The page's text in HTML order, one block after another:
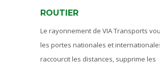
ROUTIER
Le rayonnement de VIA Transports
les portes nationales et
raccourcit les distances, supprime les